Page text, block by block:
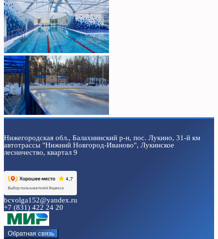
Нижегородская обл., Балахнинский р-н, пос. Лукино, 31-й км
автотрассы "Нижний Новгород-Иваново", Лукинское
лесничество, квартал 9
bcvolga152@yandex.ru
+7 (831) 422 24 20
Обратная связь